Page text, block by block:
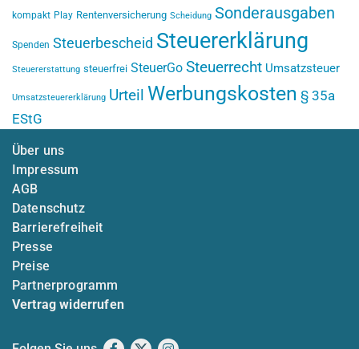
kompakt Play Rentenversicherung Scheidung Sonderausgaben
Spenden Steuerbescheid Steuererklärung
Steuererstattung steuerfrei SteuerGo Steuerrecht Umsatzsteuer
Umsatzsteuererklärung Urteil Werbungskosten § 35a
EStG
Über uns
Impressum
AGB
Datenschutz
Barrierefreiheit
Presse
Preise
Partnerprogramm
Vertrag widerrufen